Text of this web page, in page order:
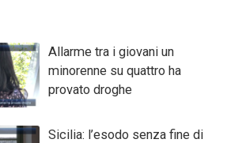
Allarme tra i giovani un
minorenne su quattro ha
provato droghe
Sicilia: l’esodo senza fine di